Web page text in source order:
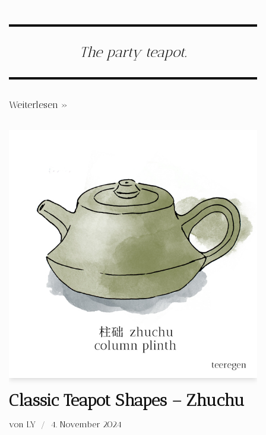
The party teapot.
Weiterlesen »
Classic Teapot Shapes – Zhuchu
von LY 4. November 2024